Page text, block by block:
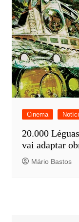
Cinema
20.000
vai adaptar
Mário Bastos